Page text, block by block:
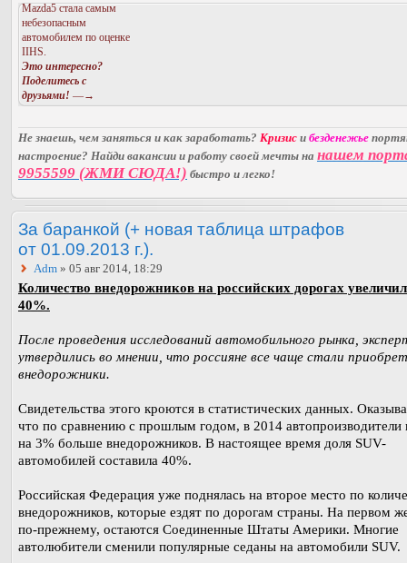
Mazda5 стала самым
небезопасным
автомобилем по оценке
IIHS.
Это интересно?
Поделитесь с
друзьями! —→
Не знаешь, чем заняться и как заработать? Кризис и безденежье
настроение? Найди вакансии и работу своей мечты на нашем
9955599 (ЖМИ СЮДА!) быстро и легко!
За баранкой (+ новая таблица штрафов
от 01.09.2013 г.).
Adm » 05 авг 2014, 18:29
Количество внедорожников на российских дорогах
40%.
После проведения исследований автомобильного рынка,
утвердились во мнении, что россияне все чаще стали
внедорожники.
Свидетельства этого кроются в статистических данных.
что по сравнению с прошлым годом, в 2014 автопроизводители
на 3% больше внедорожников. В настоящее время доля SUV-
автомобилей составила 40%.
Российская Федерация уже поднялась на второе место по
внедорожников, которые ездят по дорогам страны. На первом
по-прежнему, остаются Соединенные Штаты Америки. Многие
автолюбители сменили популярные седаны на автомобили SUV.